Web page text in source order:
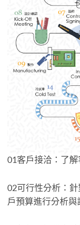
01客戶接洽：了
02可行性分析：
戶預算進行分析與